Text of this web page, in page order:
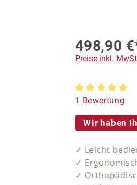
498,90
Preise inkl.
1 Bewertung
Wir haben
✓ Leicht
✓
✓